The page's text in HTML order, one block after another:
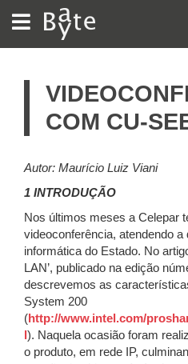
BATE
BYTE
COM CU-
Autor: Maurício Luiz Viani
1 INTRODUÇÃO
Nos últimos meses a Celepar
videoconferência, atendendo
informática do Estado. No
LAN’, publicado na edição
descrevemos as
System 200
(http://www.intel.com/
). Naquela ocasião foram
o produto, em rede IP,